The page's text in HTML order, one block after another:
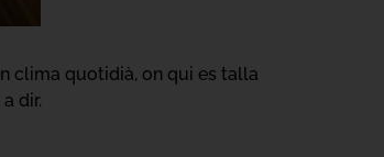
clima quotidià, on qui es talla
dir.